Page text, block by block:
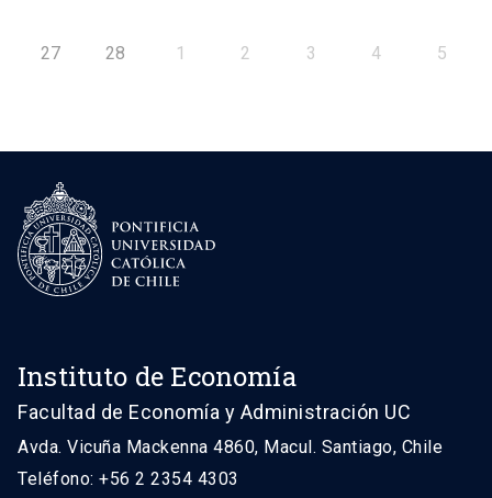
27 28 1 2 3 4 5
Instituto de Economía
Facultad de Economía y Administración UC
Avda. Vicuña Mackenna 4860, Macul. Santiago, Chile
Teléfono: +56 2 2354 4303